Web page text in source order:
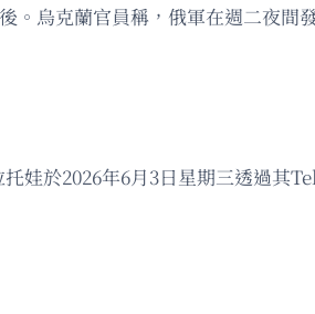
。烏克蘭官員稱，俄軍在週二夜
娃於2026年6月3日星期三透過